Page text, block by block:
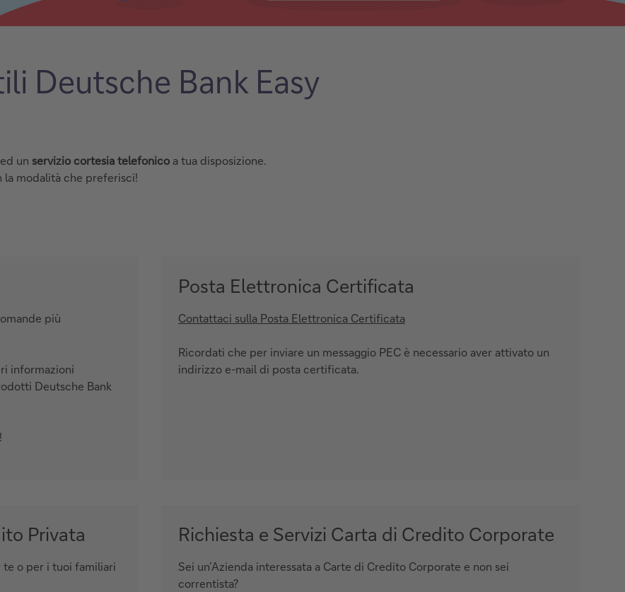
Deutsche Bank Easy
un servizio cortesia telefonico a tua disposizione.
la modalità che preferisci!
più
informazioni
Deutsche Bank
Posta Elettronica Certificata
Contattaci sulla Posta Elettronica Certificata
Ricordati che per inviare un messaggio PEC è necessario aver attivato un
indirizzo e-mail di posta certificata.
Privata
o per i tuoi familiari
Richiesta e Servizi Carta di Credito Corporate
Sei un’Azienda interessata a Carte di Credito Corporate e non sei
correntista?